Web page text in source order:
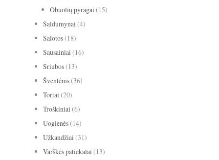
Obuolių pyragai (15)
Saldumynai (4)
Salotos(18)
Sausainiai (16)
Sriubos(13)
Šventėms(36)
Tortai (20)
Troškiniai (6)
Uogienės(14)
Užkandžiai (31)
Varškės patiekalai (13)